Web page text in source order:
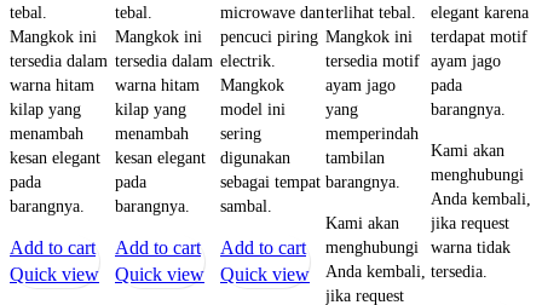
tebal.
Mangkok ini
tersedia dalam
warna hitam
kilap yang
menambah
kesan elegant
pada
barangnya.
Add to cart
Quick view
tebal.
Mangkok ini
tersedia dalam
warna hitam
kilap yang
menambah
kesan elegant
pada
barangnya.
Add to cart
Quick view
microwave dan
pencuci piring
electrik.
Mangkok
model ini
sering
digunakan
sebagai tempat
sambal.
Add to cart
Quick view
terlihat tebal.
Mangkok ini
tersedia motif
ayam jago
yang
memperindah
tambilan
barangnya.
Kami akan
menghubungi
Anda kembali,
jika request
elegant karena
terdapat motif
ayam jago
pada
barangnya.
Kami akan
menghubungi
Anda kembali,
jika request
warna tidak
tersedia.